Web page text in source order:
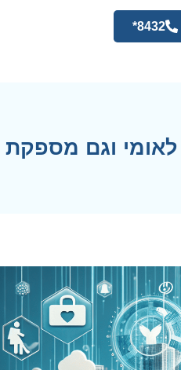
8432*
וגם מספקת